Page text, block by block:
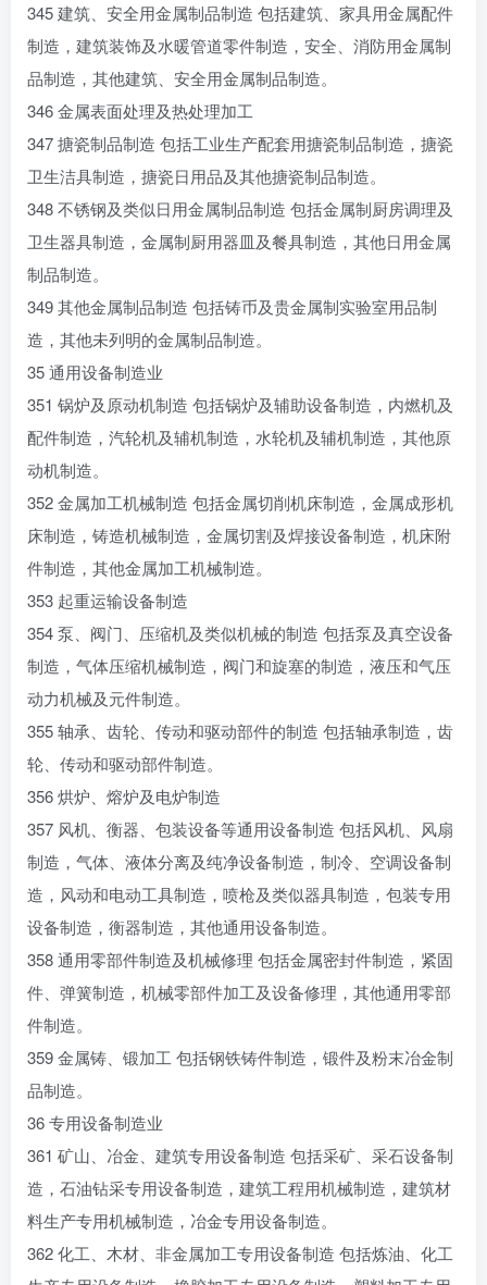
345 建筑、安全用金属制品制造 包括建筑、家具用金属配件
制造，建筑装饰及水暖管道零件制造，安全、消防用金属制
品制造，其他建筑、安全用金属制品制造。
346 金属表面处理及热处理加工
347 搪瓷制品制造 包括工业生产配套用搪瓷制品制造，搪瓷
卫生洁具制造，搪瓷日用品及其他搪瓷制品制造。
348 不锈钢及类似日用金属制品制造 包括金属制厨房调理及
卫生器具制造，金属制厨用器皿及餐具制造，其他日用金属
制品制造。
349 其他金属制品制造 包括铸币及贵金属制实验室用品制
造，其他未列明的金属制品制造。
35 通用设备制造业
351 锅炉及原动机制造 包括锅炉及辅助设备制造，内燃机及
配件制造，汽轮机及辅机制造，水轮机及辅机制造，其他原
动机制造。
352 金属加工机械制造 包括金属切削机床制造，金属成形机
床制造，铸造机械制造，金属切割及焊接设备制造，机床附
件制造，其他金属加工机械制造。
353 起重运输设备制造
354 泵、阀门、压缩机及类似机械的制造 包括泵及真空设备
制造，气体压缩机械制造，阀门和旋塞的制造，液压和气压
动力机械及元件制造。
355 轴承、齿轮、传动和驱动部件的制造 包括轴承制造，齿
轮、传动和驱动部件制造。
356 烘炉、熔炉及电炉制造
357 风机、衡器、包装设备等通用设备制造 包括风机、风扇
制造，气体、液体分离及纯净设备制造，制冷、空调设备制
造，风动和电动工具制造，喷枪及类似器具制造，包装专用
设备制造，衡器制造，其他通用设备制造。
358 通用零部件制造及机械修理 包括金属密封件制造，紧固
件、弹簧制造，机械零部件加工及设备修理，其他通用零部
件制造。
359 金属铸、锻加工 包括钢铁铸件制造，锻件及粉末冶金制
品制造。
36 专用设备制造业
361 矿山、冶金、建筑专用设备制造 包括采矿、采石设备制
造，石油钻采专用设备制造，建筑工程用机械制造，建筑材
料生产专用机械制造，冶金专用设备制造。
362 化工、木材、非金属加工专用设备制造 包括炼油、化工